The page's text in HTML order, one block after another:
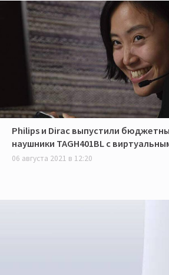
Philips и Dirac выпустили
наушники TAGH401BL с
06 августа 2021 в 12:20